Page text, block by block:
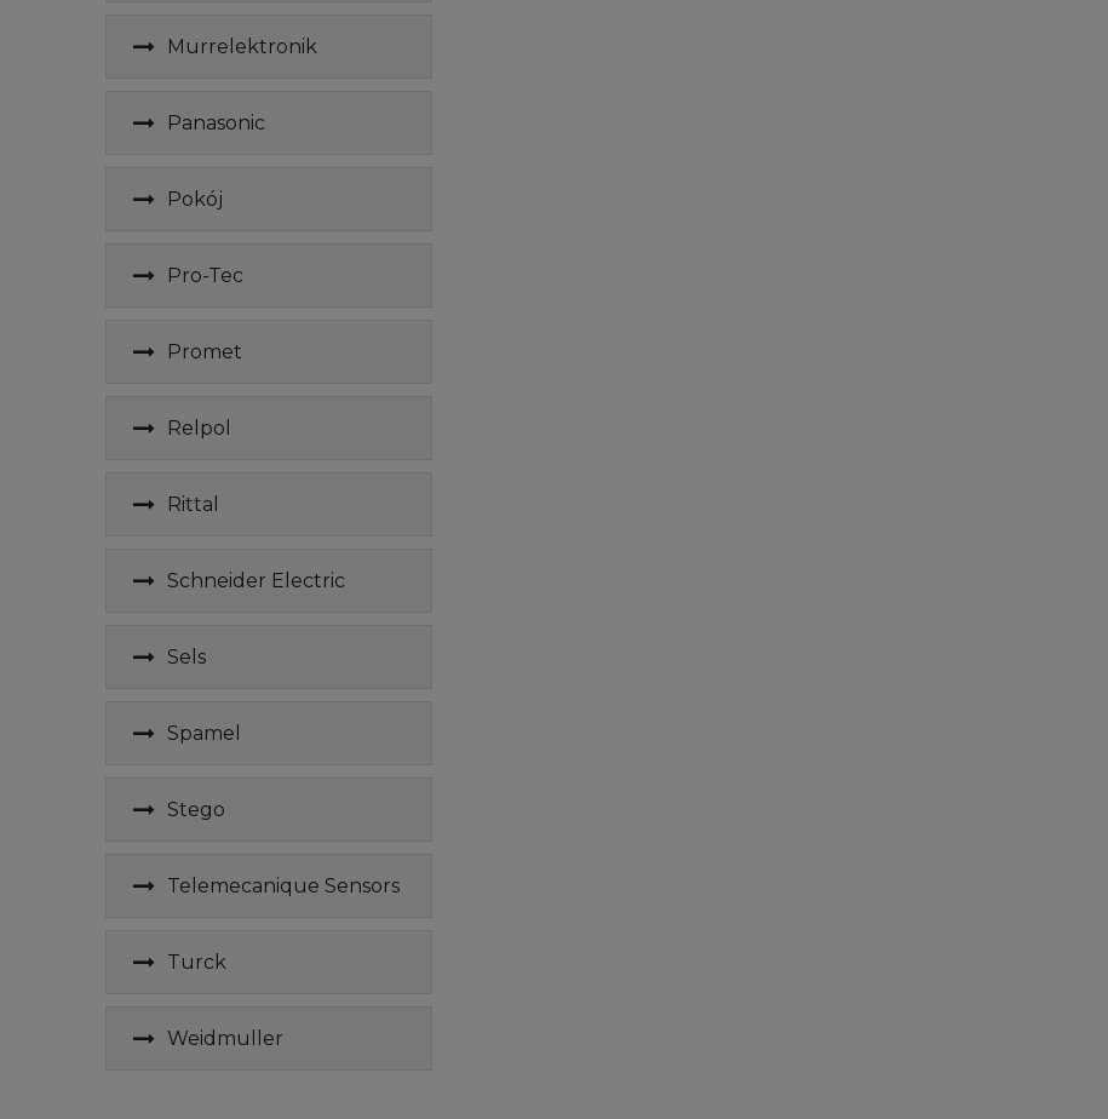
Murrelektronik
Panasonic
Pokój
Pro-Tec
Promet
Relpol
Rittal
Schneider Electric
Sels
Spamel
Stego
Telemecanique Sensors
Turck
Weidmuller